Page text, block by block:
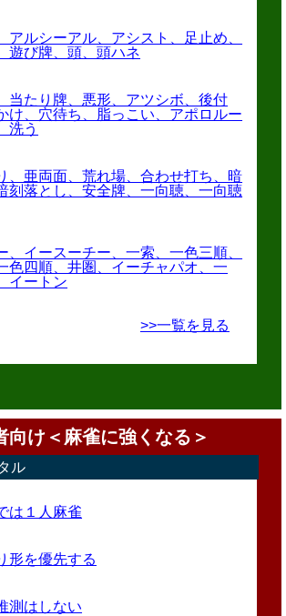
アルシーアル、アシスト、足止め、
遊び牌、頭、頭ハネ
当たり牌、悪形、アツシボ、後付
け、穴待ち、脂っこい、アポロルー
洗う
、亜両面、荒れ場、合わせ打ち、暗
刻落とし、安全牌、一向聴、一向聴
、イースーチー、一索、一色三順、
色四順、井圏、イーチャパオ、一
イートン
>>一覧を見る
向け＜麻雀に強くなる＞
ル
は１人麻雀
形を優先する
測はしない